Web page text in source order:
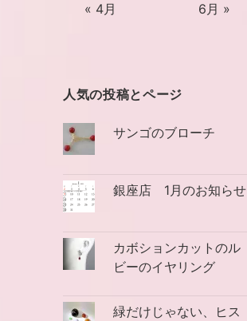
« 4月
6月 »
人気の投稿とページ
サンゴのブローチ
銀座店 1月のお知らせ
カボションカットのル
ビーのイヤリング
緑だけじゃない、ヒス